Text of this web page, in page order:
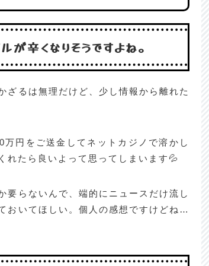
が辛くなりそうですよね。
ざるは無理だけど、少し情報から離れた
円をご送金してネットカジノで溶かし
れたら良いよって思ってしまいます💦
要らないんで、端的にニュースだけ流し
おいてほしい。個人の感想ですけどね…